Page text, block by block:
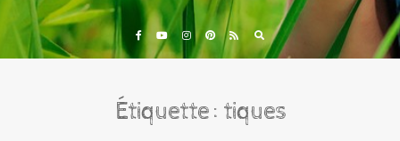
Étiquette : tiques